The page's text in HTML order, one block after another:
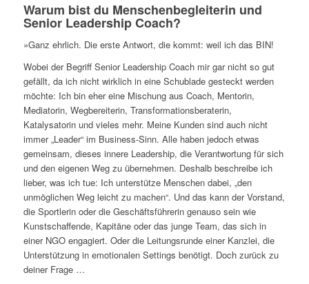
Warum bist du Menschenbegleiterin und
Senior Leadership Coach?
»Ganz ehrlich. Die erste Antwort, die kommt: weil ich das BIN!
Wobei der Begriff Senior Leadership Coach mir gar nicht so gut
gefällt, da ich nicht wirklich in eine Schublade gesteckt werden
möchte: Ich bin eher eine Mischung aus Coach, Mentorin,
Mediatorin, Wegbereiterin, Transformationsberaterin,
Katalysatorin und vieles mehr. Meine Kunden sind auch nicht
immer „Leader“ im Business-Sinn. Alle haben jedoch etwas
gemeinsam, dieses innere Leadership, die Verantwortung für sich
und den eigenen Weg zu übernehmen. Deshalb beschreibe ich
lieber, was ich tue: Ich unterstütze Menschen dabei, „den
unmöglichen Weg leicht zu machen“. Und das kann der Vorstand,
die Sportlerin oder die Geschäftsführerin genauso sein wie
Kunstschaffende, Kapitäne oder das junge Team, das sich in
einer NGO engagiert. Oder die Leitungsrunde einer Kanzlei, die
Unterstützung in emotionalen Settings benötigt. Doch zurück zu
deiner Frage …